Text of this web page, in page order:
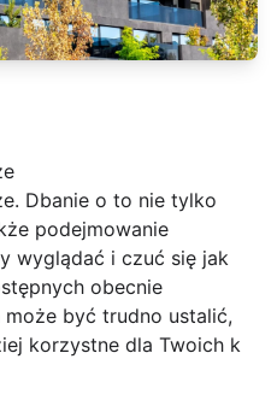
Dbanie o to nie tylko
podejmowanie
wyglądać i czuć się jak
obecnie
być trudno ustalić,
korzystne dla Twoich k